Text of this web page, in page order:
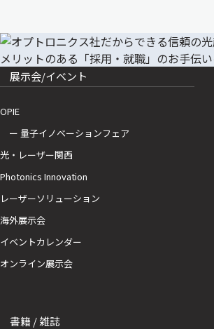
展示会/イベント
OPIE
ー 量子イノベーションフェア
光・レーザー関西
Photonics Innovation
レーザーソリューション
海外展示会
イベントカレンダー
オンライン展示会
書籍 / 雑誌